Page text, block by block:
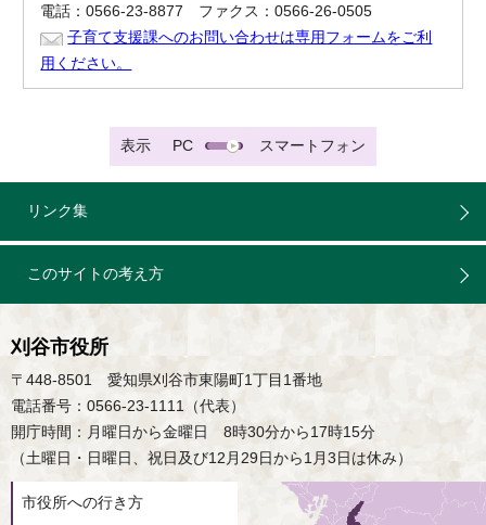
電話：0566-23-8877 ファクス：0566-26-0505
子育て支援課へのお問い合わせは専用フォームをご利
用ください。
表示 PC スマートフォン
リンク集
このサイトの考え方
刈谷市役所
〒448-8501 愛知県刈谷市東陽町1丁目1番地
電話番号：0566-23-1111（代表）
開庁時間：月曜日から金曜日 8時30分から17時15分
（土曜日・日曜日、祝日及び12月29日から1月3日は休み）
市役所への行き方